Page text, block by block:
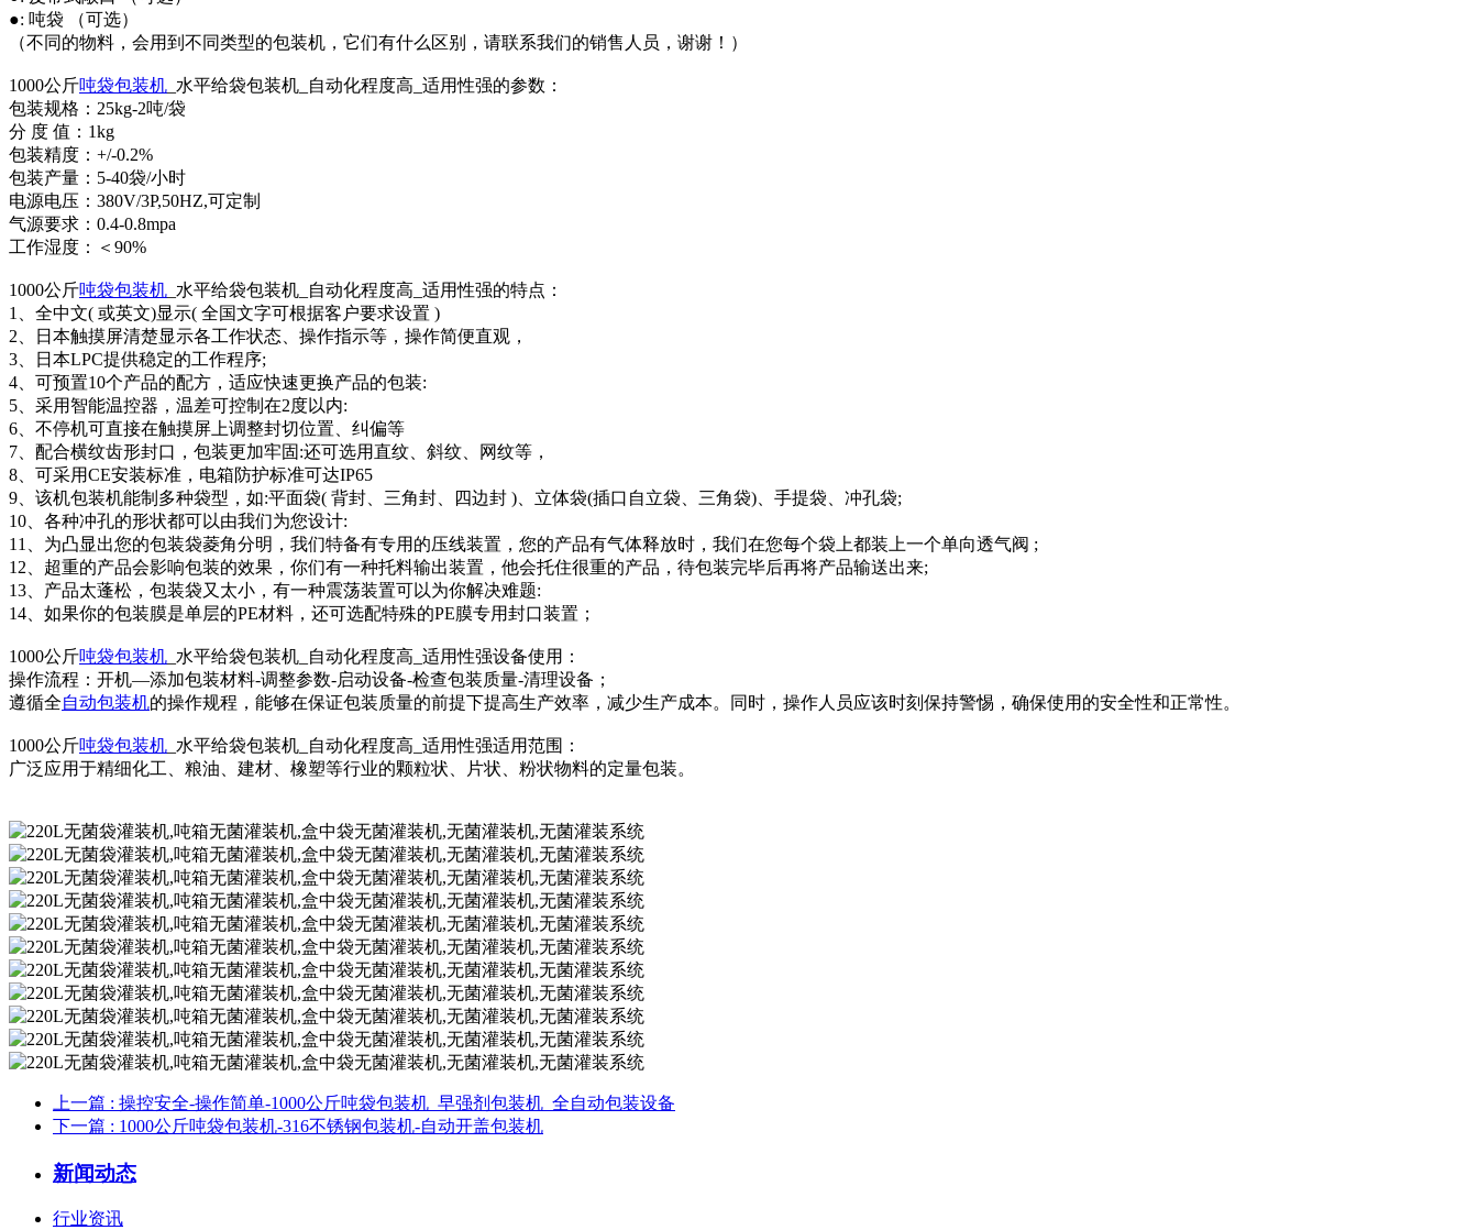
●: 吨袋 （可选）
（不同的物料，会用到不同类型的包装机，它们有什么区别，请联系我们的销售人员，谢谢！）
1000公斤吨袋包装机 _水平给袋包装机_自动化程度高_适用性强的参数：
包装规格：25kg-2吨/袋
分 度 值：1kg
包装精度：+/-0.2%
包装产量：5-40袋/小时
电源电压：380V/3P,50HZ,可定制
气源要求：0.4-0.8mpa
工作湿度：＜90%
1000公斤吨袋包装机 _水平给袋包装机_自动化程度高_适用性强的特点：
1、全中文( 或英文)显示( 全国文字可根据客户要求设置 )
2、日本触摸屏清楚显示各工作状态、操作指示等，操作简便直观，
3、日本LPC提供稳定的工作程序;
4、可预置10个产品的配方，适应快速更换产品的包装:
5、采用智能温控器，温差可控制在2度以内:
6、不停机可直接在触摸屏上调整封切位置、纠偏等
7、配合横纹齿形封口，包装更加牢固:还可选用直纹、斜纹、网纹等，
8、可采用CE安装标准，电箱防护标准可达IP65
9、该机包装机能制多种袋型，如:平面袋( 背封、三角封、四边封 )、立体袋(插口自立袋、三角袋)、手提袋、冲孔袋;
10、各种冲孔的形状都可以由我们为您设计:
11、为凸显出您的包装袋菱角分明，我们特备有专用的压线装置，您的产品有气体释放时，我们在您每个袋上都装上一个单向透气阀 ;
12、超重的产品会影响包装的效果，你们有一种托料输出装置，他会托住很重的产品，待包装完毕后再将产品输送出来;
13、产品太蓬松，包装袋又太小，有一种震荡装置可以为你解决难题:
14、如果你的包装膜是单层的PE材料，还可选配特殊的PE膜专用封口装置；
1000公斤吨袋包装机 _水平给袋包装机_自动化程度高_适用性强设备使用：
操作流程：开机—添加包装材料-调整参数-启动设备-检查包装质量-清理设备；
遵循全自动包装机的操作规程，能够在保证包装质量的前提下提高生产效率，减少生产成本。同时，操作人员应该时刻保持警惕，确保使用的安全性和正常性。
1000公斤吨袋包装机 _水平给袋包装机_自动化程度高_适用性强适用范围：
广泛应用于精细化工、粮油、建材、橡塑等行业的颗粒状、片状、粉状物料的定量包装。
上一篇 : 操控安全-操作简单-1000公斤吨袋包装机_早强剂包装机_全自动包装设备
下一篇 : 1000公斤吨袋包装机-316不锈钢包装机-自动开盖包装机
新闻动态
行业资讯